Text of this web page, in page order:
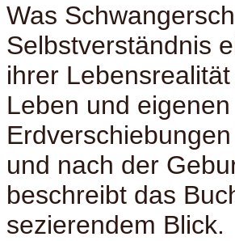
Was
Selbstverständnis
ihrer
Leben und
und nach der
beschreibt das
sezierendem Blick.